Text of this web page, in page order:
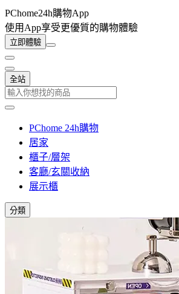
PChome24h購物App
使用App享受更優質的購物體驗
立即體驗
全站
PChome 24h購物
居家
櫃子/層架
客廳/玄關收納
展示櫃
分類